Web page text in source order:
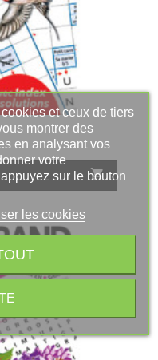

et ceux de tiers
montrer des
en analysant vos
votre
sur le bouton
les cookies